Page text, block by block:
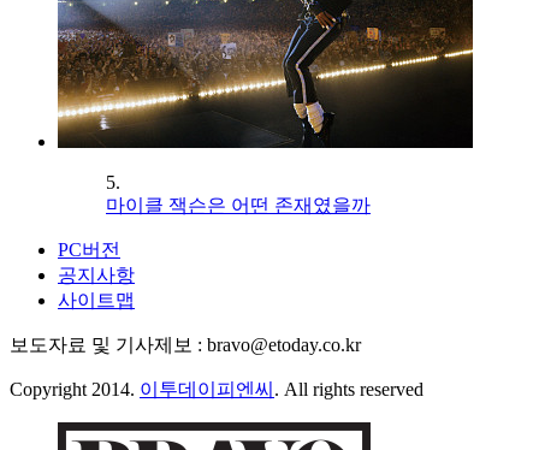
5.
마이클 잭슨은 어떤 존재였을까
PC버전
공지사항
사이트맵
보도자료 및 기사제보 : bravo@etoday.co.kr
Copyright 2014. 이투데이피엔씨 . All rights reserved